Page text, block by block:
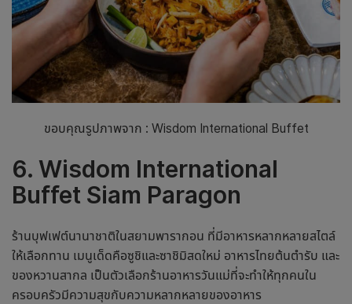
ขอบคุณรูปภาพจาก : Wisdom International Buffet
6. Wisdom International
Buffet Siam Paragon
ร้านบุฟเฟต์นานาชาติในสยามพารากอน ที่มีอาหารหลากหลายสไตล์
ให้เลือกทาน เมนูเด็ดคือซูชิและซาชิมิสดใหม่ อาหารไทยต้นตำรับ และ
ของหวานสากล เป็นตัวเลือกร้านอาหารวันแม่ที่จะทำให้ทุกคนใน
ครอบครัวมีความสุขกับความหลากหลายของอาหาร